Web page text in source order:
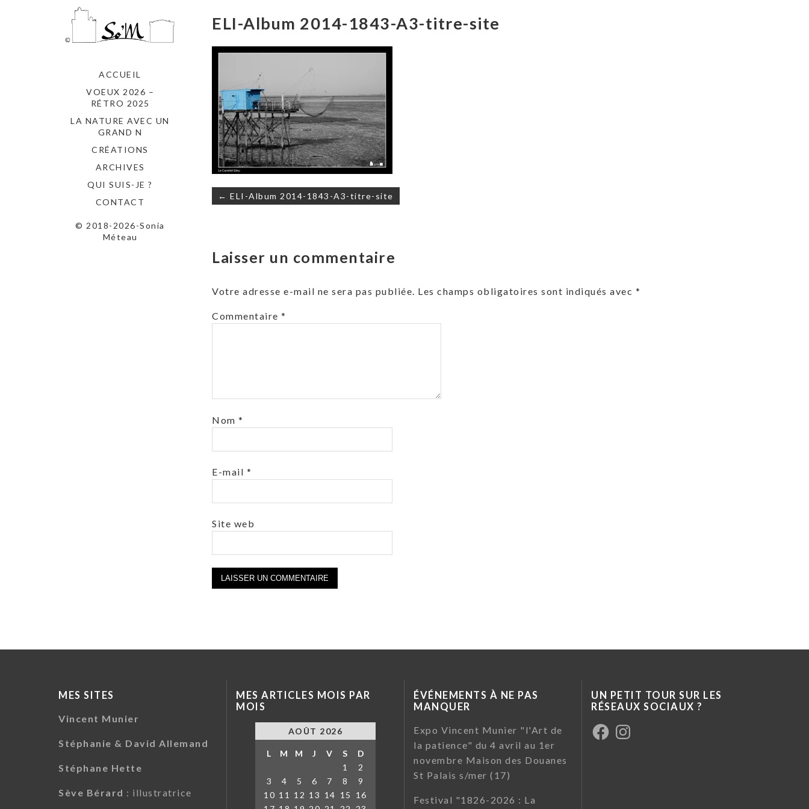
ACCUEIL
VOEUX 2026 –
RÉTRO 2025
LA NATURE AVEC UN
GRAND N
CRÉATIONS
ARCHIVES
QUI SUIS-JE ?
CONTACT
© 2018-2026-Sonia
Méteau
ELI-Album 2014-1843-A3-titre-site
Navigation
de
← ELI-Album 2014-1843-A3-titre-site
Laisser un commentaire
Votre adresse e-mail ne sera pas publiée. Les champs obligatoires sont indiqués avec *
Commentaire *
Nom *
E-mail *
Site web
MES SITES
Vincent Munier
Stéphanie & David Allemand
Stéphane Hette
Sève Bérard : illustratrice
MES ARTICLES MOIS PAR
MOIS
AOÛT 2026
L M M J V S
D
1
2
3
4 5 6 7 8
9
10 11 12 13 14 15
16
ÉVÉNEMENTS À NE PAS
MANQUER
Expo Vincent Munier "l'Art de
la patience" du 4 avril au 1er
novembre Maison des Douanes
St Palais s/mer (17)
Festival "1826-2026 : La
UN PETIT TOUR SUR LES
RÉSEAUX SOCIAUX ?
FacebookInstagram